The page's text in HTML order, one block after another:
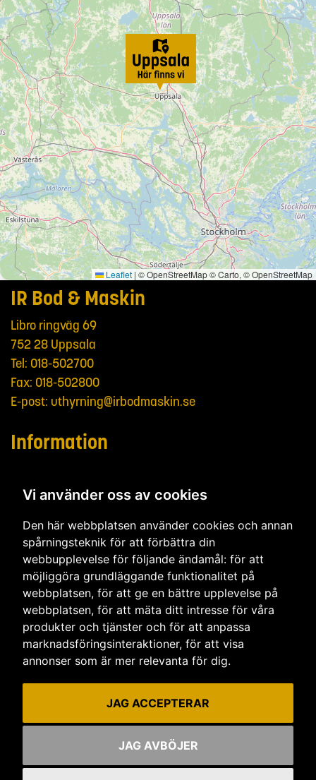
Vi använder oss av cookies
Den här webbplatsen använder cookies och annan
spårningsteknik för att förbättra din
webbupplevelse för följande ändamål: för att
möjliggöra grundläggande funktionalitet på
webbplatsen, för att ge en bättre upplevelse på
webbplatsen, för att mäta ditt intresse för våra
produkter och tjänster och för att anpassa
marknadsföringsinteraktioner, för att visa
annonser som är mer relevanta för dig.
JAG ACCEPTERAR
JAG AVBÖJER
Leaflet | © OpenStreetMap © Carto, © OpenStreetMap
IR Bod & Maskin
Libro ringväg 69
752 28 Uppsala
Tel: 018-502700
Fax: 018-502800
E-post: uthyrning@irbodmaskin.se
Information
Frågor och svar
Allmänna villkor
Vår integritetspolicy
Cookies
Vi finns här
Tierp
Uppsala
© IR Bod & Maskin 2026